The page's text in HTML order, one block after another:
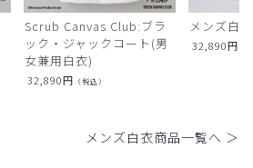
Scrub Canvas Club:ブラ
ック・ジャックコート(男
女兼用白衣)
32,890円 （税込）
メンズ白
32,890円
メンズ白衣商品一覧へ ＞